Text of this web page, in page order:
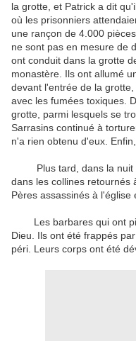
la grotte et Patrick a dit
où les prisonniers
une rançon de 4.000
ne sont pas en mesure de
ont conduit dans la grotte
monastère Ils ont allumé
devant l'entrée de la grotte
avec les fumées toxiques
grotte parmi lesquels se
Sarrasins continué à
n'a rien obtenu d'eux Enfin
Plus tard dans la nuit
dans les collines retournés
Pères assassinés à l'église
Les barbares qui ont
Dieu
Ils ont été frappés par
péri Leurs corps ont été